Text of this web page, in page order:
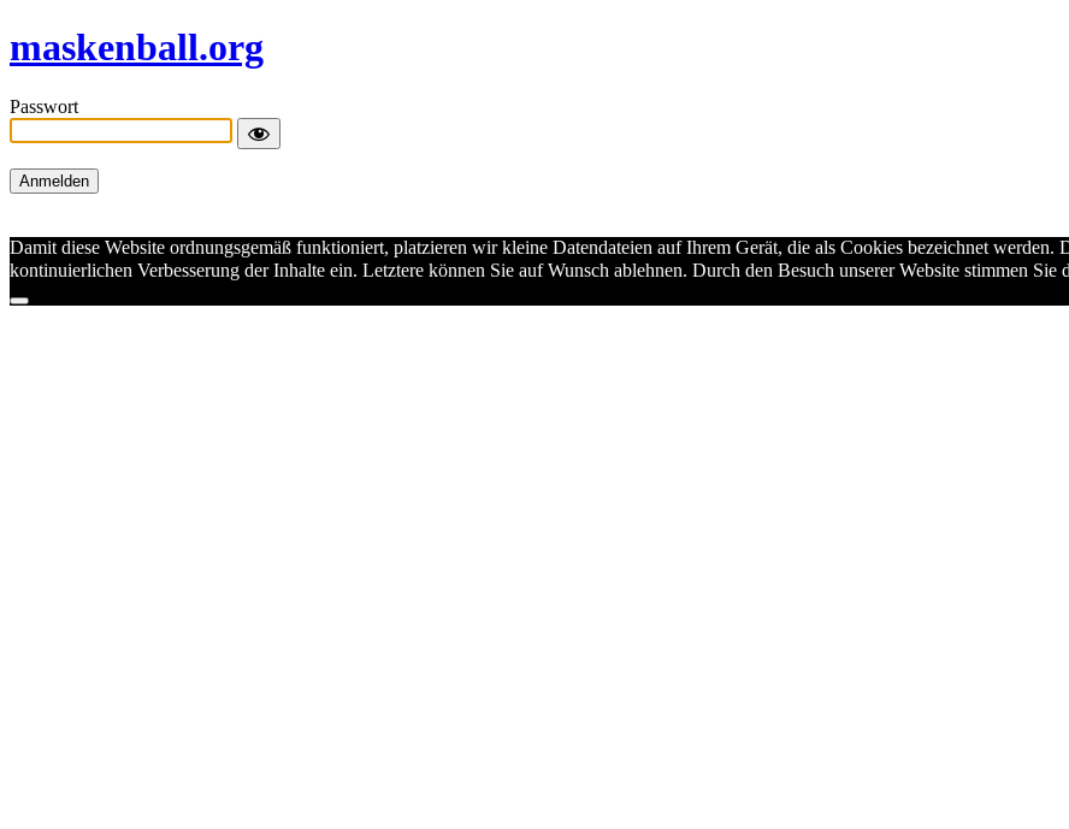
maskenball.org
Passwort
Damit diese Website ordnungsgemäß funktioniert, platzieren wir kleine Datendateien auf Ihrem Gerät, die als Cookies bezeichnet
kontinuierlichen Verbesserung der Inhalte ein. Letztere können Sie auf Wunsch ablehnen. Durch den Besuch unserer Website stimmen Sie